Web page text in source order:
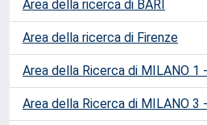
Area della ricerca di BARI
Area della ricerca di Firenze
Area della Ricerca di MILANO 1
Area della Ricerca di MILANO 3